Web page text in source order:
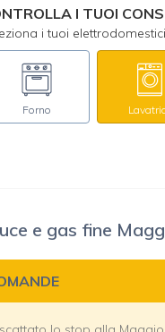
I TUOI
i tuoi elettrodomestici
Forno
e gas fine